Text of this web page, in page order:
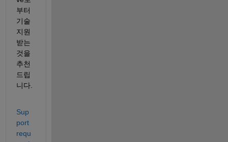
부터
기술
지원
받는
것을
추천
드립
니다.
Sup
port
requ